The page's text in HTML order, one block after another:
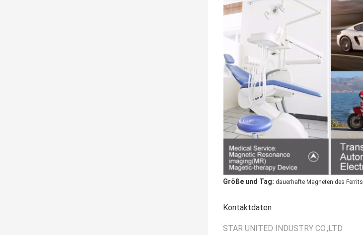
Größe und Tag: dauerhafte Magneten des Ferrits
Kontaktdaten
STAR UNITED INDUSTRY CO.,LTD